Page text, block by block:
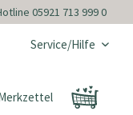
05921 713 999 0
Service/Hilfe